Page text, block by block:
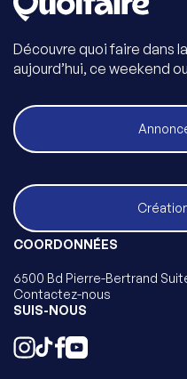
Découvre quoi faire dans
aujourd’hui, ce weekend
COORDONNÉES
6500 Bd Pierre-Bertrand
Contactez-nous
SUIS-NOUS